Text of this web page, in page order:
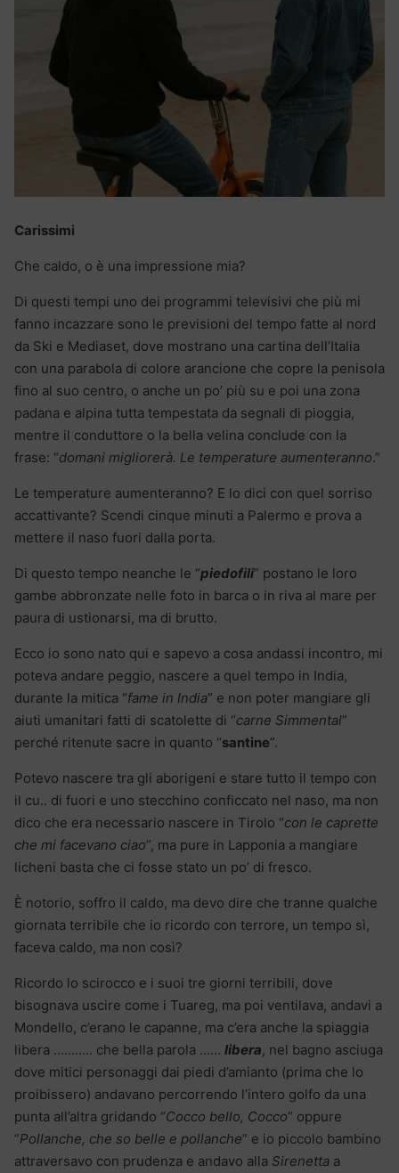
Carissimi
Che caldo, o è una impressione mia?
Di questi tempi uno dei programmi televisivi che più mi
fanno incazzare sono le previsioni del tempo fatte al nord
da Ski e Mediaset, dove mostrano una cartina dell’Italia
con una parabola di colore arancione che copre la penisola
fino al suo centro, o anche un po’ più su e poi una zona
padana e alpina tutta tempestata da segnali di pioggia,
mentre il conduttore o la bella velina conclude con la
frase: “domani migliorerà. Le temperature aumenteranno.”
Le temperature aumenteranno? E lo dici con quel sorriso
accattivante? Scendi cinque minuti a Palermo e prova a
mettere il naso fuori dalla porta.
Di questo tempo neanche le “piedofili” postano le loro
gambe abbronzate nelle foto in barca o in riva al mare per
paura di ustionarsi, ma di brutto.
Ecco io sono nato qui e sapevo a cosa andassi incontro, mi
poteva andare peggio, nascere a quel tempo in India,
durante la mitica “fame in India” e non poter mangiare gli
aiuti umanitari fatti di scatolette di “carne Simmental”
perché ritenute sacre in quanto “santine”.
Potevo nascere tra gli aborigeni e stare tutto il tempo con
il cu.. di fuori e uno stecchino conficcato nel naso, ma non
dico che era necessario nascere in Tirolo “con le caprette
che mi facevano ciao”, ma pure in Lapponia a mangiare
licheni basta che ci fosse stato un po’ di fresco.
È notorio, soffro il caldo, ma devo dire che tranne qualche
giornata terribile che io ricordo con terrore, un tempo sì,
faceva caldo, ma non così?
Ricordo lo scirocco e i suoi tre giorni terribili, dove
bisognava uscire come i Tuareg, ma poi ventilava, andavi a
Mondello, c’erano le capanne, ma c’era anche la spiaggia
libera ……….. che bella parola …… libera, nel bagno asciuga
dove mitici personaggi dai piedi d’amianto (prima che lo
proibissero) andavano percorrendo l’intero golfo da una
punta all’altra gridando “Cocco bello, Cocco” oppure
“Pollanche, che so belle e pollanche” e io piccolo bambino
attraversavo con prudenza e andavo alla Sirenetta a